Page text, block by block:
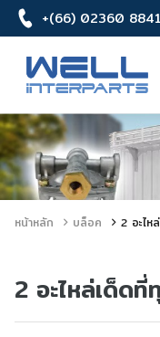
+(66) 02360 8841
หน้าหลัก บล็อค 2 อะไห
2 อะไหล่เด็ด